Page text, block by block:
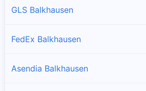
GLS Balkhausen
FedEx Balkhausen
Asendia Balkhausen